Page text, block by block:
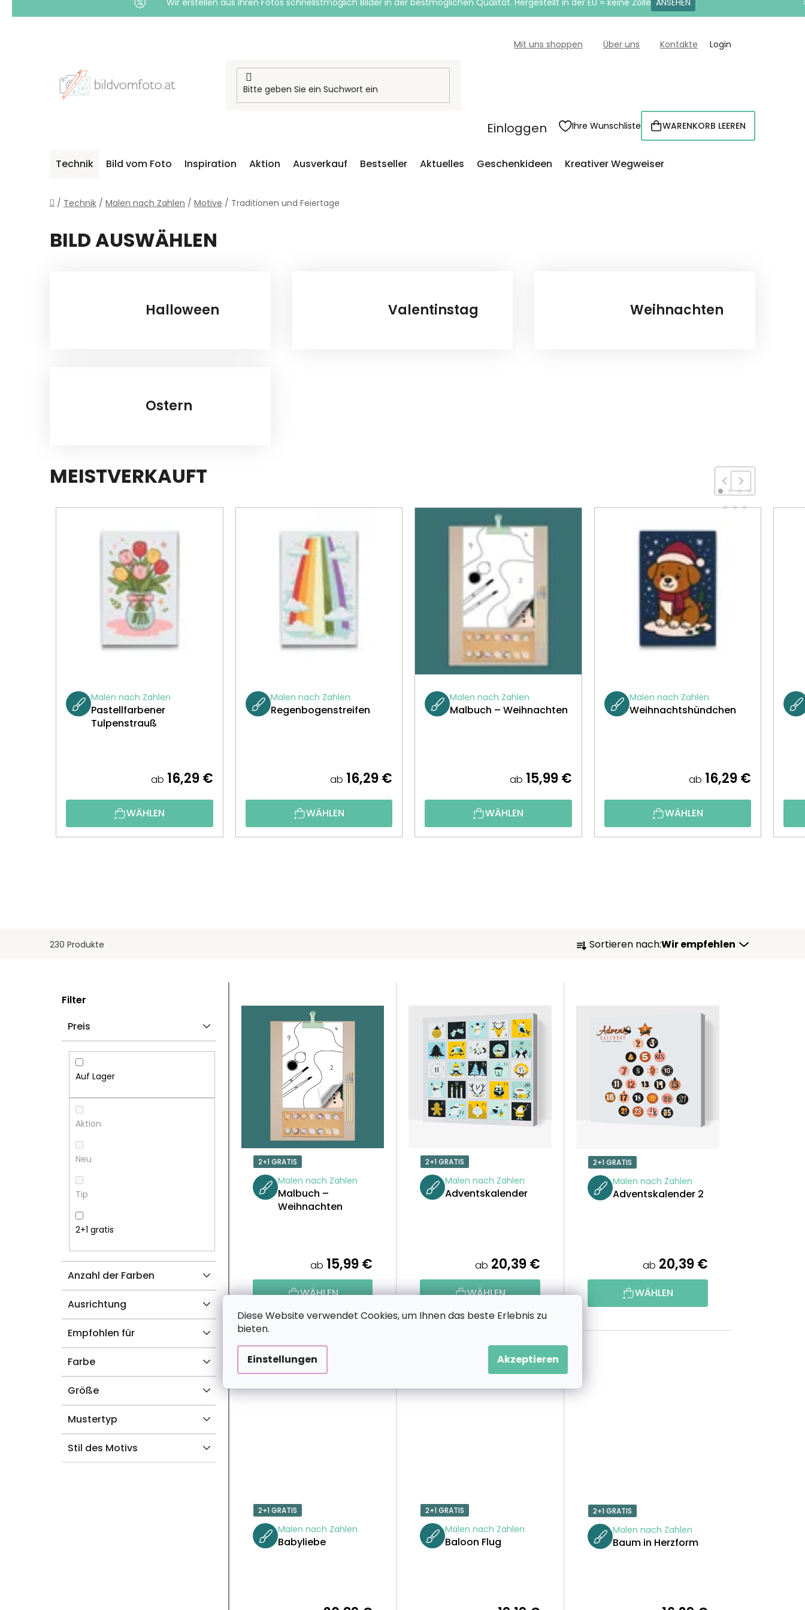
Diese Website verwendet Cookies, um Ihnen das beste Erlebnis zu
bieten.
Einstellungen Akzeptieren
Wir erstellen aus Ihren Fotos schnellstmöglich Bilder in der bestmöglichen Qualität. Hergestellt in der EU = keine Zölle ANSEHEN
Mit uns shoppen Über uns Kontakte Login
Einloggen Ihre Wunschliste WARENKORB
WARENKORB LEEREN
Technik Bild vom Foto Inspiration Aktion Ausverkauf Bestseller Aktuelles Geschenkideen Kreativer Wegweiser
Startseite
/ Technik / Malen nach Zahlen / Motive / Traditionen und Feiertage
BILD AUSWÄHLEN
Halloween Valentinstag Weihnachten
Ostern
MEISTVERKAUFT
Malen nach Zahlen
Pastellfarbener
Tulpenstrauß
ab 16,29 €
WÄHLEN
Malen nach Zahlen
Regenbogenstreifen
ab 16,29 €
WÄHLEN
Malen nach Zahlen
Malbuch – Weihnachten
ab 15,99 €
WÄHLEN
Malen nach Zahlen
Weihnachtshündchen
ab 16,29 €
WÄHLEN
230 Produkte
P
O
R
R
U
N
Sortieren nach:Wir empfehlen
Filter
Preis
Auf Lager
Aktion
Neu
Tip
2+1 gratis
Anzahl der Farben
Ausrichtung
Empfohlen für
Farbe
Größe
Mustertyp
Stil des Motivs
D
U
K
E
2+1 GRATIS
Malen nach Zahlen
Malbuch –
Weihnachten
ab 15,99 €
WÄHLEN
2+1 GRATIS
Malen nach Zahlen
Adventskalender
ab 20,39 €
WÄHLEN
2+1 GRATIS
Malen nach Zahlen
Adventskalender 2
ab 20,39 €
WÄHLEN
2+1 GRATIS
Malen nach Zahlen
Babyliebe
2+1 GRATIS
Malen nach Zahlen
Baloon Flug
2+1 GRATIS
Malen nach Zahlen
Baum in Herzform